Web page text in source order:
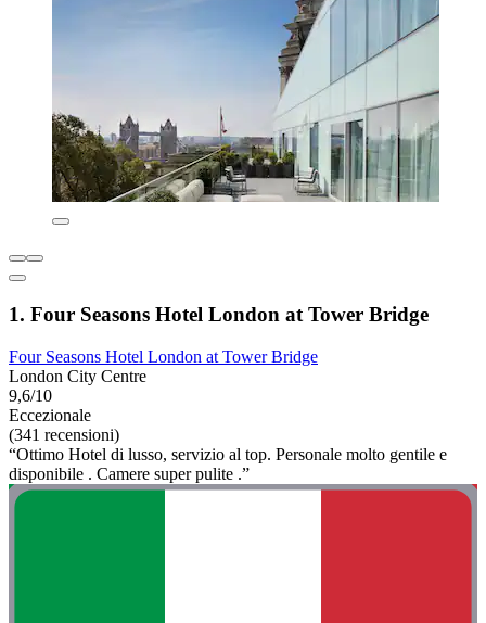
1. Four Seasons Hotel London at Tower Bridge
Four Seasons Hotel London at Tower Bridge
London City Centre
9,6/10
Eccezionale
(341 recensioni)
“Ottimo Hotel di lusso, servizio al top. Personale molto gentile e
disponibile . Camere super pulite .”